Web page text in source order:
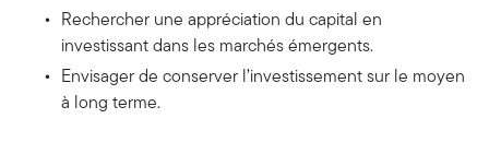
Rechercher une appréciation du capital en
investissant dans les marchés émergents.
Envisager de conserver l’investissement sur le moyen
à long terme.